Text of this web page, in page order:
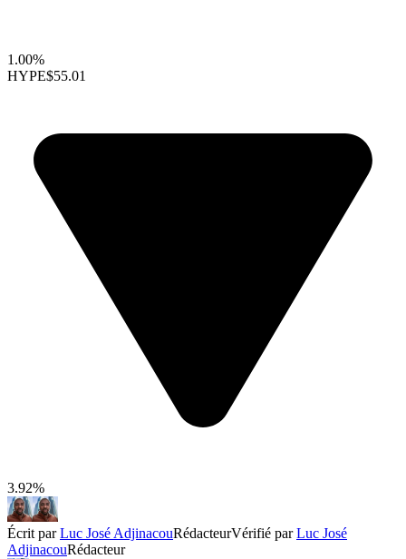
1.00%
HYPE$55.01
3.92%
Écrit parLuc José AdjinacouRédacteurVérifié parLuc José
AdjinacouRédacteur